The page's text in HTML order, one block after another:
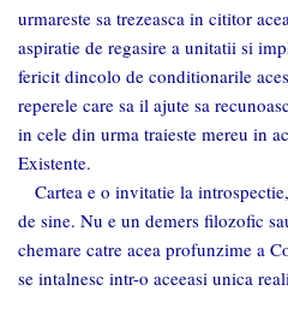
urmareste sa trezeasca in cititor
aspiratie de regasire a unitatii si
fericit dincolo de conditionarile
reperele care sa il ajute sa
in cele din urma traieste mereu in
Existente.
Cartea e o invitatie la
de sine. Nu e un demers filozofic
chemare catre acea profunzime a
se intalnesc intr-o aceeasi unica